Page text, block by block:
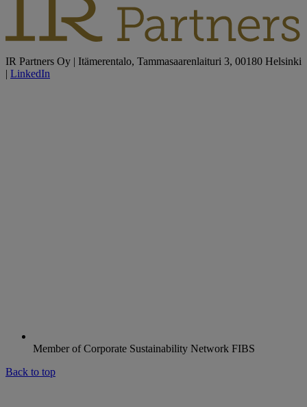
IR Partners Oy | Itämerentalo, Tammasaarenlaituri 3, 00180 Helsinki
| LinkedIn
Member of Corporate Sustainability Network FIBS
Back to top